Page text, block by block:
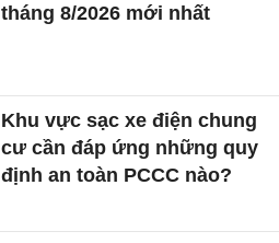
tháng 8/2026 mới nhất
Khu vực sạc xe điện chung
cư cần đáp ứng những quy
định an toàn PCCC nào?